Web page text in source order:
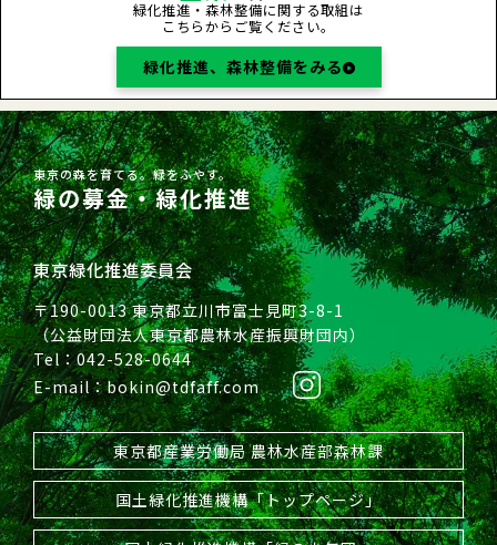
緑化推進・森林整備に関する取組は
こちらからご覧ください。
緑化推進、森林整備をみる
東京の森を育てる。緑をふやす。
緑の募金・緑化推進
東京緑化推進委員会
〒190-0013 東京都立川市富士見町3-8-1
（公益財団法人東京都農林水産振興財団内）
Tel：042-528-0644
E-mail：bokin@tdfaff.com
東京都産業労働局 農林水産部森林課
国土緑化推進機構「トップページ」